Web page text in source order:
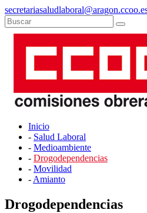
Inicio
- Salud Laboral
- Medioambiente
- Drogodependencias
- Movilidad
- Amianto
Drogodependencias